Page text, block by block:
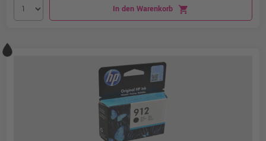
In den Warenkorb shopping_cart